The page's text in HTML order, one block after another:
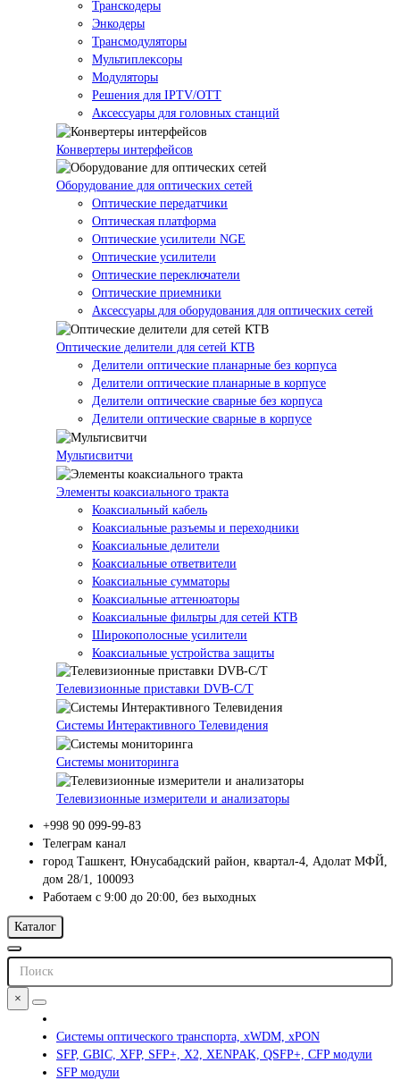
Транскодеры
Энкодеры
Трансмодуляторы
Мультиплексоры
Модуляторы
Решения для IPTV/OTT
Аксессуары для головных станций
Конвертеры интерфейсов
Оборудование для оптических сетей
Оптические передатчики
Оптическая платформа
Оптические усилители NGE
Оптические усилители
Оптические переключатели
Оптические приемники
Аксессуары для оборудования для оптических сетей
Оптические делители для сетей КТВ
Делители оптические планарные без корпуса
Делители оптические планарные в корпусе
Делители оптические сварные без корпуса
Делители оптические сварные в корпусе
Мультисвитчи
Элементы коаксиального тракта
Коаксиальный кабель
Коаксиальные разъемы и переходники
Коаксиальные делители
Коаксиальные ответвители
Коаксиальные сумматоры
Коаксиальные аттенюаторы
Коаксиальные фильтры для сетей КТВ
Широкополосные усилители
Коаксиальные устройства защиты
Телевизионные приставки DVB-C/T
Системы Интерактивного Телевидения
Системы мониторинга
Телевизионные измерители и анализаторы
+998 90 099-99-83
Телеграм канал
город Ташкент, Юнусабадский район, квартал-4, Адолат МФЙ,
дом 28/1, 100093
Работаем с 9:00 до 20:00, без выходных
Каталог
×
Системы оптического транспорта, xWDM, xPON
SFP, GBIC, XFP, SFP+, X2, XENPAK, QSFP+, CFP модули
SFP модули